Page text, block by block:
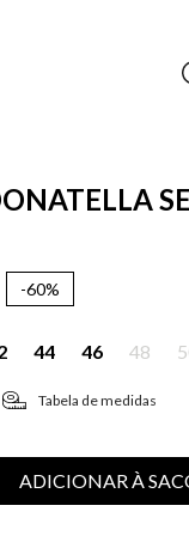
-60%
44 46 48
Tabela de medidas
ADICIONAR À